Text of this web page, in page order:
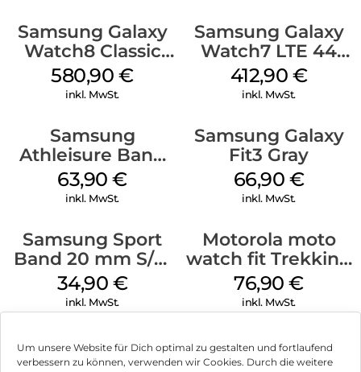
Um unsere Website für Dich optimal zu gestalten und fortlaufend
verbessern zu können, verwenden wir Cookies. Durch die weitere
Samsung Galaxy
Watch8 Classic
Black
580,90€
inkl. MwSt.
Samsung Galaxy
Watch7 LTE 44
mm Silver
412,90 €
inkl. MwSt.
Samsung
Athleisure Band
S/M Galaxy
Watch7 Cream
63,90€
inkl. MwSt.
Samsung Galaxy
Fit3 Gray
66,90 €
inkl. MwSt.
Samsung Sport
Band 20 mm S/M
Galaxy Watch4
Serie Graphite
34,90 €
inkl. MwSt.
Motorola moto
watch fit Trekking
Green
76,90€
inkl. MwSt.